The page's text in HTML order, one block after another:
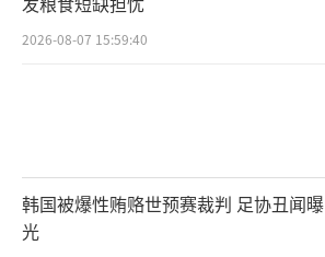
2026-08-07 15:59:40
韩国被爆性贿赂世预赛裁判 足协丑闻曝
光